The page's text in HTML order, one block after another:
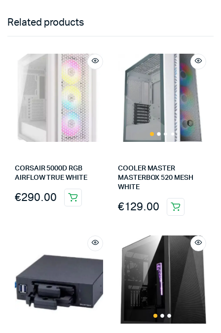
Related products
CORSAIR 5000D RGB
AIRFLOW TRUE WHITE
€290.00
COOLER MASTER
MASTERBOX 520 MESH
WHITE
€129.00